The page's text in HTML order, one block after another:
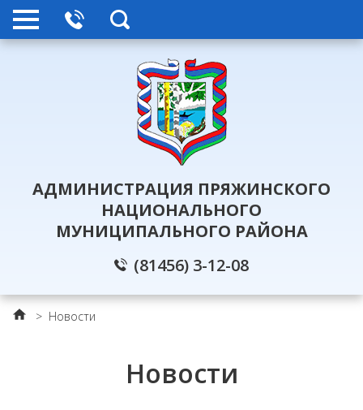
АДМИНИСТРАЦИЯ ПРЯЖИНСКОГО
НАЦИОНАЛЬНОГО
МУНИЦИПАЛЬНОГО РАЙОНА
(81456) 3-12-08
> Новости
Новости